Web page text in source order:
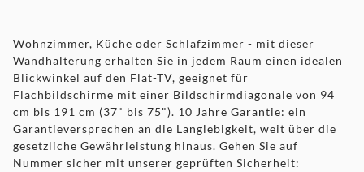
Wohnzimmer, Küche oder Schlafzimmer - mit dieser
Wandhalterung erhalten Sie in jedem Raum einen idealen
Blickwinkel auf den Flat-TV, geeignet für
Flachbildschirme mit einer Bildschirmdiagonale von 94
cm bis 191 cm (37" bis 75"). 10 Jahre Garantie: ein
Garantieversprechen an die Langlebigkeit, weit über die
gesetzliche Gewährleistung hinaus. Gehen Sie auf
Nummer sicher mit unserer geprüften Sicherheit: